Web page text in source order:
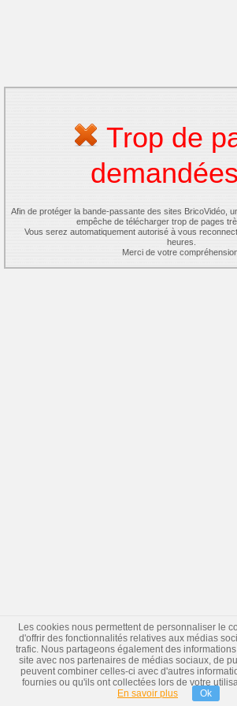
Trop de
demandées
Afin de protéger la bande-passante des sites BricoVidéo,
empêche de télécharger trop de pages
Vous serez automatiquement autorisé à vous
heures.
Merci de votre
Les cookies nous permettent de personnaliser le
d'offrir des fonctionnalités relatives aux médias
trafic. Nous partageons également des
site avec nos partenaires de médias sociaux, de
peuvent combiner celles-ci avec d'autres
fournies ou qu'ils ont collectées lors de votre
En savoir plus
Ok